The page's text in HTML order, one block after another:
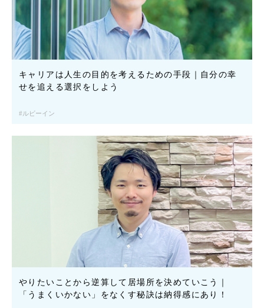
キャリアは人生の目的を考えるための手段｜自分の幸
せを追える選択をしよう
ルビーイン
やりたいことから逆算して居場所を決めていこう｜
「うまくいかない」をなくす秘訣は納得感にあり！